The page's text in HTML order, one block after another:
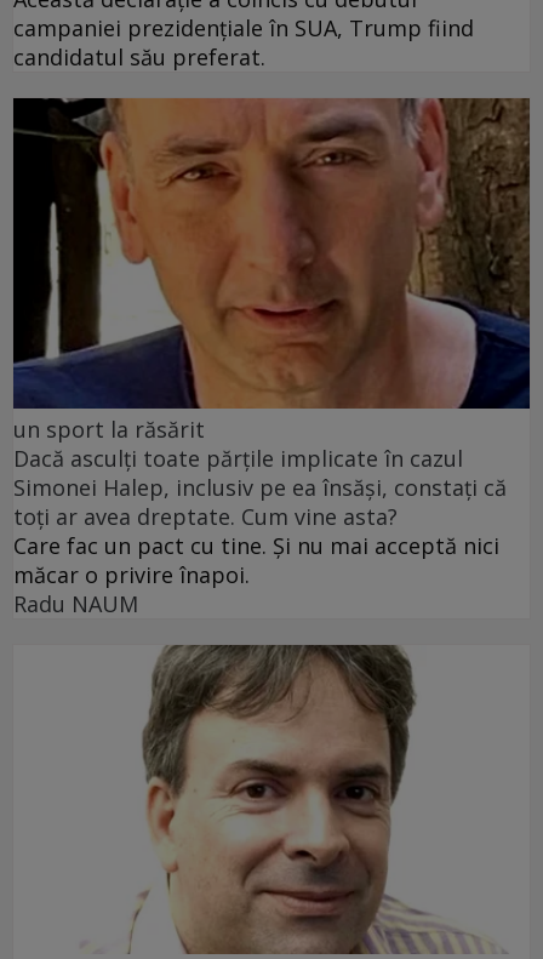
campaniei prezidențiale în SUA, Trump fiind
candidatul său preferat.
un sport la răsărit
Dacă asculți toate părțile implicate în cazul
Simonei Halep, inclusiv pe ea însăși, constați că
toți ar avea dreptate. Cum vine asta?
Care fac un pact cu tine. Și nu mai acceptă nici
măcar o privire înapoi.
Radu NAUM